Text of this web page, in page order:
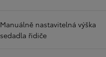
Manuálně nastavitelná výška
sedadla řidiče